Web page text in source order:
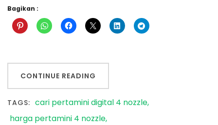
Bagikan :
CONTINUE READING
TAGS: cari pertamini digital 4 nozzle
harga pertamini 4 nozzle